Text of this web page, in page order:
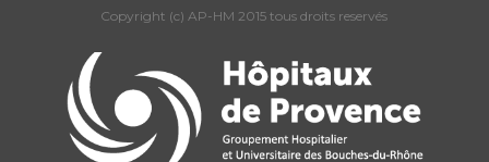
Copyright (c) AP-HM 2015 tous droits reservés